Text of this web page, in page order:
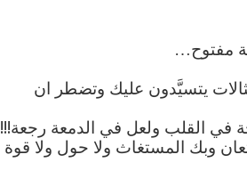
مفتوح…
يتسيَّدون عليك وتضطر ان
في القلب ولعل في الدمعة رجعة!!!
وبك المستغاث ولا حول ولا قوة